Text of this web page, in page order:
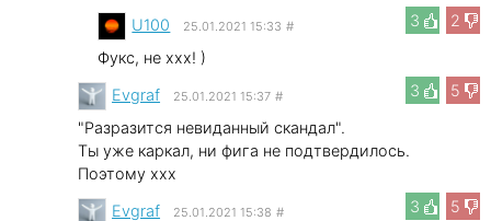
3
2
U100 25.01.2021 15:33 #
Фукс, не xxx! )
3
5
Evgraf 25.01.2021 15:37 #
"Разразится невиданный скандал".
Ты уже каркал, ни фига не подтвердилось.
Поэтому xxx
3
5
Evgraf 25.01.2021 15:38 #